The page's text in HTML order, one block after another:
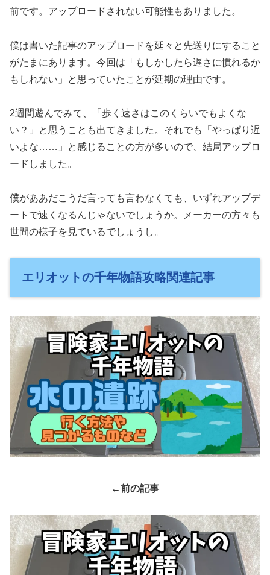
前です。アップロードされない可能性もありました。
僕は書いた記事のアップロードを延々と先送りにすること
がたまにあります。今回は「もしかしたら遅さに慣れるか
もしれない」と思っていたことが延期の理由です。
2週間遊んでみて、「歩く速さはこのくらいでもよくな
い？」と思うことも出てきました。それでも「やっぱり遅
いよな……」と感じることの方が多いので、結局アップロ
ードしました。
僕がああだこうだ言っても言わなくても、いずれアップデ
ートで速くなるんじゃないでしょうか。メーカーの方々も
世間の様子を見ているでしょうし。
エリオットの千年物語攻略関連記事
←前の記事